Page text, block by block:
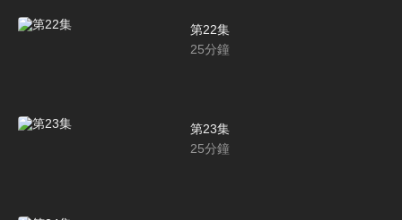
第22集
25分鐘
第23集
25分鐘